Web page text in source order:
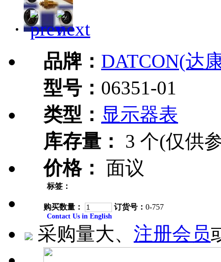
品牌： DATCON(达
型号： 06351-01
类型： 显示器表
库存量：
3 个(仅供
价格： 面议
标签：
购买数量： 订货号： 0-757
Contact Us in English
采购量大、 注册会员